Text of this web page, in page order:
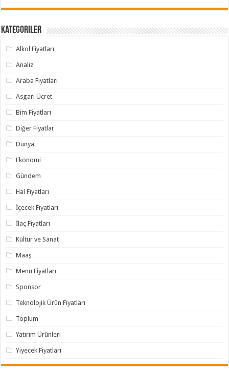
Kategoriler
Alkol Fiyatları
Analiz
Araba Fiyatları
Asgari Ücret
Bim Fiyatları
Diğer Fiyatlar
Dünya
Ekonomi
Gündem
Hal Fiyatları
İçecek Fiyatları
İlaç Fiyatları
Kültür ve Sanat
Maaş
Menü Fiyatları
Sponsor
Teknolojik Ürün Fiyatları
Toplum
Yatırım Ürünleri
Yiyecek Fiyatları